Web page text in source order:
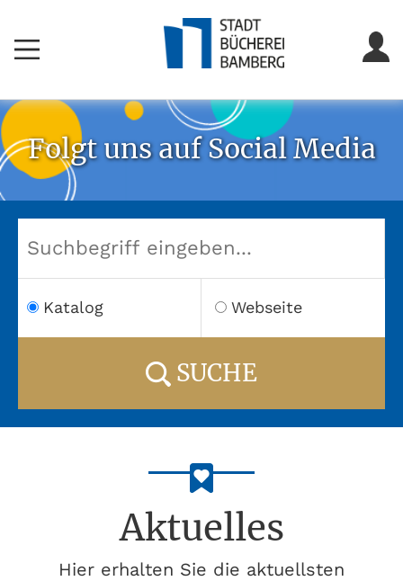
Folgt uns auf Social Media
Katalog Webseite
SUCHE
Aktuelles
Hier erhalten Sie die aktuellsten